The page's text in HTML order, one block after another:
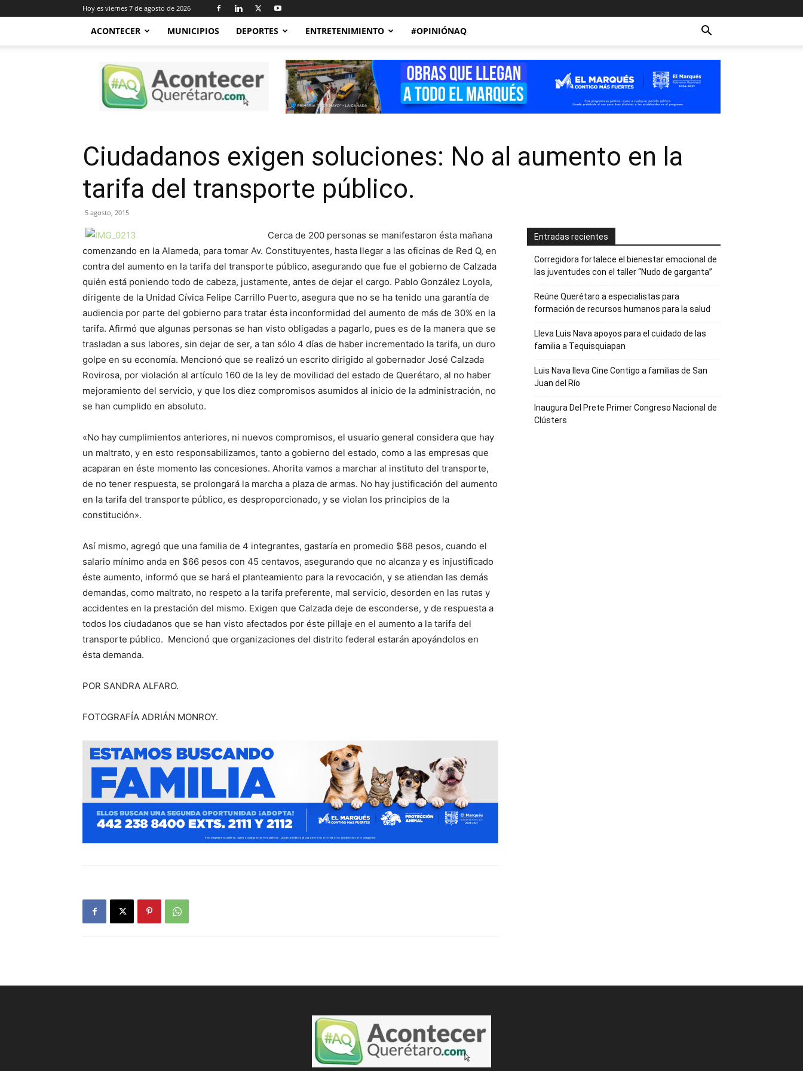
Hoy es viernes 7 de agosto de 2026
ACONTECER MUNICIPIOS DEPORTES ENTRETENIMIENTO #OPINIÓNAQ
Acontecer
Querétaro
Ciudadanos exigen soluciones: No al aumento en la
tarifa del transporte público.
5 agosto, 2015
Cerca de 200 personas se manifestaron ésta mañana
comenzando en la Alameda, para tomar Av. Constituyentes, hasta llegar a las oficinas de Red Q, en
contra del aumento en la tarifa del transporte público, asegurando que fue el gobierno de Calzada
quién está poniendo todo de cabeza, justamente, antes de dejar el cargo. Pablo González Loyola,
dirigente de la Unidad Cívica Felipe Carrillo Puerto, asegura que no se ha tenido una garantía de
audiencia por parte del gobierno para tratar ésta inconformidad del aumento de más de 30% en la
tarifa. Afirmó que algunas personas se han visto obligadas a pagarlo, pues es de la manera que se
trasladan a sus labores, sin dejar de ser, a tan sólo 4 días de haber incrementado la tarifa, un duro
golpe en su economía. Mencionó que se realizó un escrito dirigido al gobernador José Calzada
Rovirosa, por violación al artículo 160 de la ley de movilidad del estado de Querétaro, al no haber
mejoramiento del servicio, y que los diez compromisos asumidos al inicio de la administración, no
se han cumplido en absoluto.
«No hay cumplimientos anteriores, ni nuevos compromisos, el usuario general considera que hay
un maltrato, y en esto responsabilizamos, tanto a gobierno del estado, como a las empresas que
acaparan en éste momento las concesiones. Ahorita vamos a marchar al instituto del transporte,
de no tener respuesta, se prolongará la marcha a plaza de armas. No hay justificación del aumento
en la tarifa del transporte público, es desproporcionado, y se violan los principios de la
constitución».
Así mismo, agregó que una familia de 4 integrantes, gastaría en promedio $68 pesos, cuando el
salario mínimo anda en $66 pesos con 45 centavos, asegurando que no alcanza y es injustificado
éste aumento, informó que se hará el planteamiento para la revocación, y se atiendan las demás
demandas, como maltrato, no respeto a la tarifa preferente, mal servicio, desorden en las rutas y
accidentes en la prestación del mismo. Exigen que Calzada deje de esconderse, y de respuesta a
todos los ciudadanos que se han visto afectados por éste pillaje en el aumento a la tarifa del
transporte público. Mencionó que organizaciones del distrito federal estarán apoyándolos en
ésta demanda.
POR SANDRA ALFARO.
FOTOGRAFÍA ADRIÁN MONROY.
Entradas recientes
Corregidora fortalece el bienestar emocional de
las juventudes con el taller ‘‘Nudo de garganta’’
Reúne Querétaro a especialistas para
formación de recursos humanos para la salud
Lleva Luis Nava apoyos para el cuidado de las
familia a Tequisquiapan
Luis Nava lleva Cine Contigo a familias de San
Juan del Río
Inaugura Del Prete Primer Congreso Nacional de
Clústers